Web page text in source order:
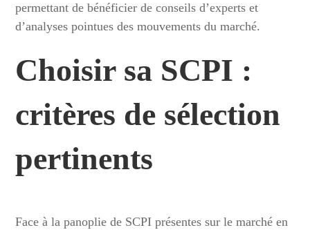
permettant de bénéficier de conseils d’experts et
d’analyses pointues des mouvements du marché.
Choisir sa SCPI :
critères de sélection
pertinents
Face à la panoplie de SCPI présentes sur le marché en